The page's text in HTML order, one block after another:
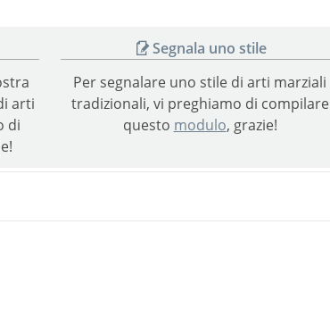
arti
di
Segnala uno stile
Per segnalare uno stile di arti marziali
tradizionali, vi preghiamo di compilare
questo modulo, grazie!